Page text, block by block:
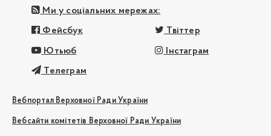
Ми у соціальних мережах:
Фейсбук Твіттер
Ютьюб Інстаграм
Телеграм
Вебпортал Верховної Ради України
Вебсайти комітетів Верховної Ради України